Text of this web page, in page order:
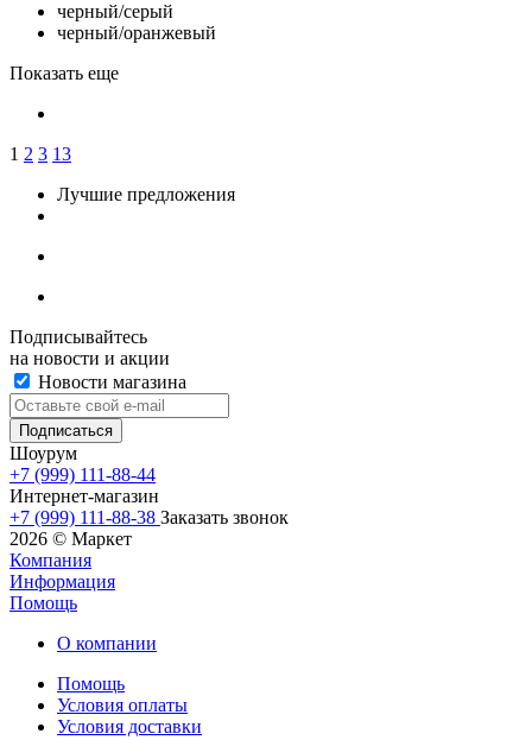
черный/серый
черный/оранжевый
Показать еще
1 2 3 13
Лучшие предложения
Подписывайтесь
на новости и акции
Новости магазина
Шоурум
+7 (999) 111-88-44
Интернет-магазин
+7 (999) 111-88-38 Заказать звонок
2026 © Маркет
Компания
Информация
Помощь
О компании
Помощь
Условия оплаты
Условия доставки